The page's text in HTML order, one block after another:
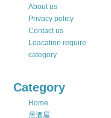
About us
Privacy policy
Contact us
Loacation require
category
Category
Home
居酒屋